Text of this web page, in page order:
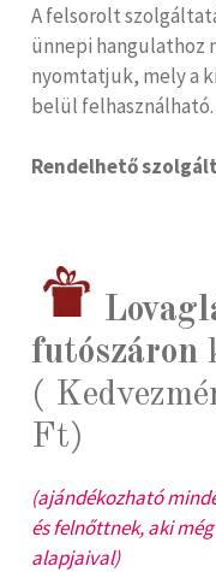
A felsorolt
ünnepi hangulathoz
nyomtatjuk, mely a
belül felhasználható.
Rendelhető
futószáron
(
Ft)
(ajándékozható
és felnőttnek, aki
alapjaival)